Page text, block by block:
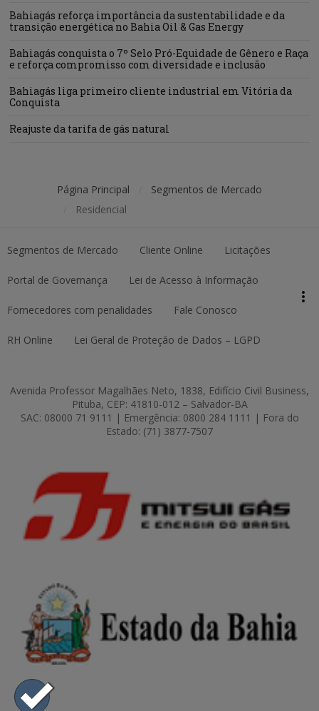
Bahiagás reforça importância da sustentabilidade e da
transição energética no Bahia Oil & Gas Energy
Bahiagás conquista o 7º Selo Pró-Equidade de Gênero e Raça
e reforça compromisso com diversidade e inclusão
Bahiagás liga primeiro cliente industrial em Vitória da
Conquista
Reajuste da tarifa de gás natural
Página Principal Segmentos de Mercado
Residencial
Segmentos de Mercado Cliente Online Licitações
Portal de Governança Lei de Acesso à Informação
Fornecedores com penalidades Fale Conosco
RH Online Lei Geral de Proteção de Dados – LGPD
more_vert
Avenida Professor Magalhães Neto, 1838, Edifício Civil Business,
Pituba, CEP: 41810-012 – Salvador-BA
SAC: 08000 71 9111 | Emergência: 0800 284 1111 | Fora do
Estado: (71) 3877-7507